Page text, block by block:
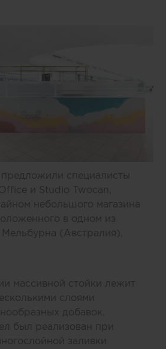
специалисты
и Studio Twocan,
небольшого магазина
в одном из
(Австралия).
массивной стойки лежит
слоями
добавок.
был реализован при
заливки